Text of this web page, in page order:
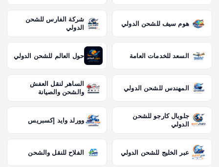
هوم سيف للشحن الدولي
شركة الفارس للشحن
الدولي
السعد للخدمات العامة حول العالم للشحن الدولي
المهندس للشحن الدولي
الساهر لنقل العفش
والشحن والصيانة
جلوبال كارجو للشحن
الدولي
وورلد وايد إكسبريس
عبر الخليج للشحن الدولي الفلاح للنقل والشحن